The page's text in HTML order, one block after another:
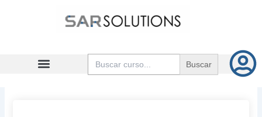
Buscar: